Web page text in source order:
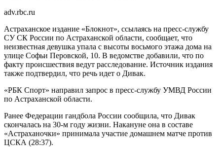
adv.rbc.ru
Астраханское издание «Блокнот», ссылаясь на пресс-службу
СУ СК России по Астраханской области, сообщает, что
неизвестная девушка упала с высоты восьмого этажа дома на
улице Софьи Перовской, 10. В ведомстве добавили, что по
факту происшествия ведут расследование. Источник издания
также подтвердил, что речь идет о Дивак.
«РБК Спорт» направил запрос в пресс-службу УМВД России
по Астраханской области.
Ранее Федерации гандбола России сообщила, что Дивак
скончалась на 30-м году жизни. Накануне она в составе
«Астраханочки» принимала участие домашнем матче против
ЦСКА (28:37).